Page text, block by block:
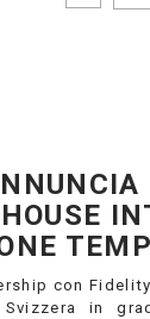
con
in